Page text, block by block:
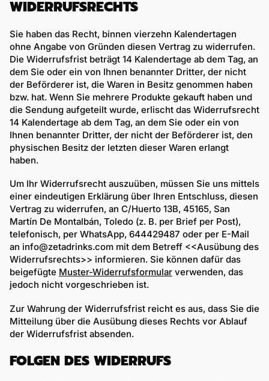
WIDERRUFSRECHTS
Sie haben das Recht, binnen vierzehn Kalendertagen
ohne Angabe von Gründen diesen Vertrag zu widerrufen.
Die Widerrufsfrist beträgt 14 Kalendertage ab dem Tag, an
dem Sie oder ein von Ihnen benannter Dritter, der nicht
der Beförderer ist, die Waren in Besitz genommen haben
bzw. hat. Wenn Sie mehrere Produkte gekauft haben und
die Sendung aufgeteilt wurde, erlischt das Widerrufsrecht
14 Kalendertage ab dem Tag, an dem Sie oder ein von
Ihnen benannter Dritter, der nicht der Beförderer ist, den
physischen Besitz der letzten dieser Waren erlangt
haben.
Um Ihr Widerrufsrecht auszuüben, müssen Sie uns mittels
einer eindeutigen Erklärung über Ihren Entschluss, diesen
Vertrag zu widerrufen, an C/Huerto 13B, 45165, San
Martín De Montalbán, Toledo (z. B. per Brief per Post),
telefonisch, per WhatsApp, 644429487 oder per E-Mail
an info@zetadrinks.com mit dem Betreff <<Ausübung des
Widerrufsrechts>> informieren. Sie können dafür das
beigefügte Muster-Widerrufsformular verwenden, das
jedoch nicht vorgeschrieben ist.
Zur Wahrung der Widerrufsfrist reicht es aus, dass Sie die
Mitteilung über die Ausübung dieses Rechts vor Ablauf
der Widerrufsfrist absenden.
FOLGEN DES WIDERRUFS